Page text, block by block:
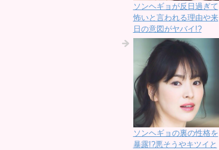
ソンヘギョが反日過ぎて
怖いと言われる理由や来
日の意図がヤバイ!?
ソンヘギョの裏の性格を
暴露!?悪そうやキツイと